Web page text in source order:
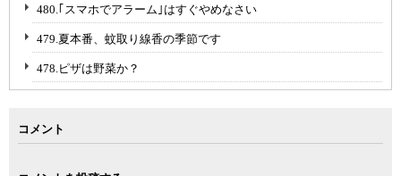
480.｢スマホでアラーム｣はすぐやめなさい
479.夏本番、蚊取り線香の季節です
478.ピザは野菜か？
コメント